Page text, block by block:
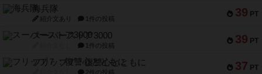
39 PT
海兵隊
紹介文あり 1件の投稿
39 PT
スーパーストア3000
1件の投稿
37 PT
フリップ７：復讐心とともに
2件の投稿